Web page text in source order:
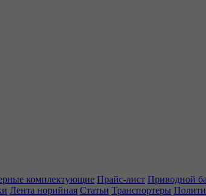
комплектующие Прайс-лист Приводной
Лента норийная Статьи Транспортеры